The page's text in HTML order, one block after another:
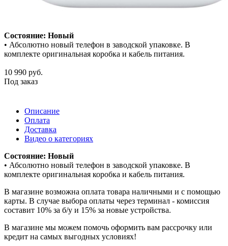
Состояние: Новый
• Абсолютно новый телефон в заводской упаковке. В
комплекте оригинальная коробка и кабель питания.
10 990 руб.
Под заказ
Описание
Оплата
Доставка
Видео о категориях
Состояние: Новый
• Абсолютно новый телефон в заводской упаковке. В
комплекте оригинальная коробка и кабель питания.
В магазине возможна оплата товара наличными и с помощью
карты. В случае выбора оплаты через терминал - комиссия
составит 10% за б/у и 15% за новые устройства.
В магазине мы можем помочь оформить вам рассрочку или
кредит на самых выгодных условиях!